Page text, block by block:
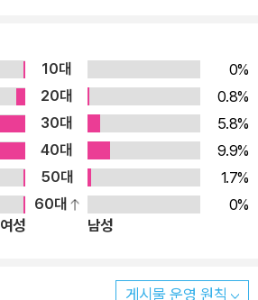
10대
0%
20대
0.8%
30대
5.8%
40대
9.9%
50대
1.7%
60대
0%
여성
남성
게시물 운영 원칙